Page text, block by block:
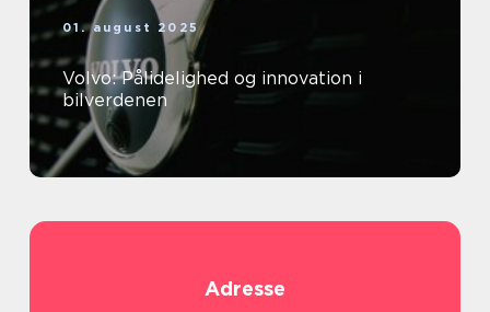
01. august 2025
Volvo: Pålidelighed og innovation i
bilverdenen
Adresse